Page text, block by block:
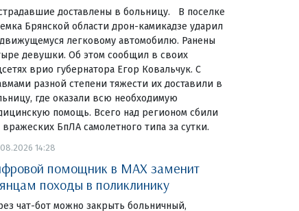
доставлены в больницу. В поселке
Брянской области дрон-камикадзе ударил
легковому автомобилю. Ранены
девушки. Об этом сообщил в своих
врио губернатора Егор Ковальчук. С
разной степени тяжести их доставили в
где оказали всю необходимую
помощь. Всего над регионом сбили
вражеских БпЛА самолетного типа за сутки.
14:28
помощник в MAX заменит
походы в поликлинику
чат-бот можно закрыть больничный,